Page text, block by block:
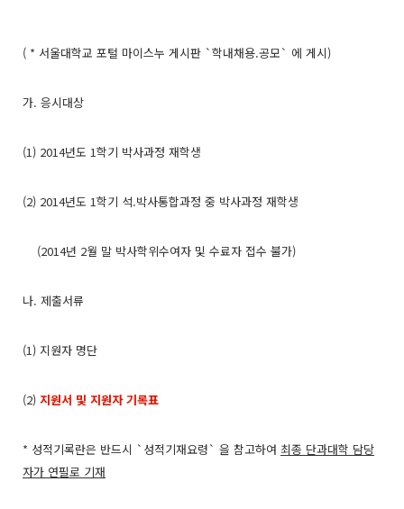
( * 서울대학교 포털 마이스누 게시판 `학내채용.공모` 에 게시)
가. 응시대상
(1) 2014년도 1학기 박사과정 재학생
(2) 2014년도 1학기 석.박사통합과정 중 박사과정 재학생
(2014년 2월 말 박사학위수여자 및 수료자 접수 불가)
나. 제출서류
(1) 지원자 명단
(2) 지원서 및 지원자 기록표
* 성적기록란은 반드시 `성적기재요령` 을 참고하여 최종 단과대학 담당
자가 연필로 기재